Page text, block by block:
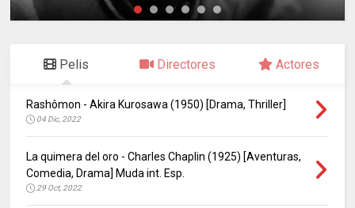
Pelis Directores Actores
Rashômon - Akira Kurosawa (1950) [Drama, Thriller]
04 Dic, 2022
La quimera del oro - Charles Chaplin (1925) [Aventuras,
Comedia, Drama] Muda int. Esp.
29 Oct, 2022